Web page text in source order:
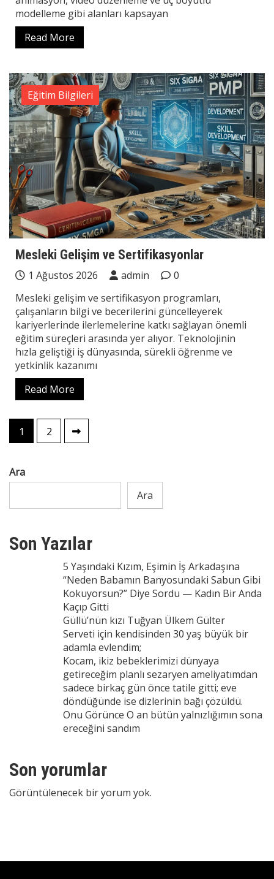
modelleme gibi alanları kapsayan
Read More
Eğitim Bilgileri
Mesleki Gelişim ve Sertifikasyonlar
1 Ağustos 2026 admin
0
Mesleki gelişim ve sertifikasyon programları,
çalışanların bilgi ve becerilerini güncelleyerek
kariyerlerinde ilerlemelerine katkı sağlayan önemli
eğitim süreçleri arasında yer alıyor. Teknolojinin
hızla geliştiği iş dünyasında, sürekli öğrenme ve
yetkinlik kazanımı
Read More
Yazı
sayfalaması
1 2
Ara
Ara
Son Yazılar
5 Yaşındaki Kızım, Eşimin İş Arkadaşına
“Neden Babamın Banyosundaki Sabun Gibi
Kokuyorsun?” Diye Sordu — Kadın Bir Anda
Kaçıp Gitti
Güllü’nün kızı Tuğyan Ülkem Gülter
Serveti için kendisinden 30 yaş büyük bir
adamla evlendim;
Kocam, ikiz bebeklerimizi dünyaya
getireceğim planlı sezaryen ameliyatımdan
sadece birkaç gün önce tatile gitti; eve
döndüğünde ise dizlerinin bağı çözüldü.
Onu Görünce O an bütün yalnızlığımın sona
ereceğini sandım
Son yorumlar
Görüntülenecek bir yorum yok.